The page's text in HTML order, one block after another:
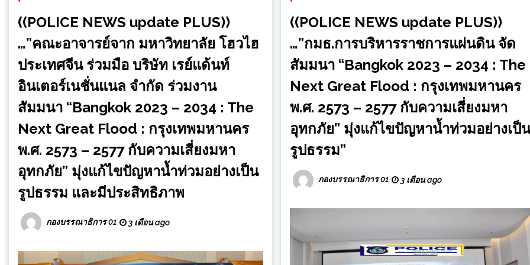
((POLICE NEWS update PLUS))
…”คณะอาจารย์จาก มหาวิทยาลัย โฮวไฮ
ประเทศจีน ร่วมมือ บริษัท เรย์แด้นท์
อินเตอร์เนชั่นแนล จำกัด ร่วมงาน
สัมมนา “Bangkok 2023 – 2034 : The
Next Great Flood : กรุงเทพมหานคร
พ.ศ. 2573 – 2577 กับความเสี่ยงมหา
อุทกภัย” มุ่งแก้ไขปัญหาน้ำท่วมอย่างเป็น
รูปธรรม และมีประสิทธิภาพ
กองบรรณาธิการ 01 3 เดือน ago
((POLICE NEWS update PLUS))
…”กมธ.การบริหารราชการแผ่นดิน จัด
สัมมนา “Bangkok 2023 – 2034 : The
Next Great Flood : กรุงเทพมหานคร
พ.ศ. 2573 – 2577 กับความเสี่ยงมหา
อุทกภัย” มุ่งแก้ไขปัญหาน้ำท่วมอย่างเป็น
รูปธรรม”
กองบรรณาธิการ 01 3 เดือน ago